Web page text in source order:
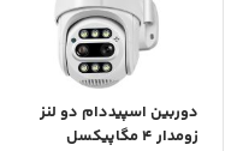
دوربین اسپیددام دو لنز
زومدار ۴ مگاپیکسل